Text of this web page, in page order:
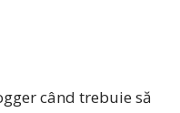
când trebuie să